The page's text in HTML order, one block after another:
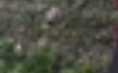
Anh Thư
Ngày đăng: 10/09/2023
Cập nhật:
28/05/2026
Theo dõi XTMobile trên